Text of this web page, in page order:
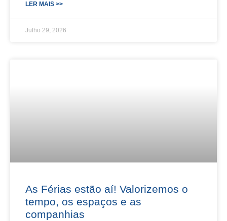
LER MAIS >>
Julho 29, 2026
As Férias estão aí! Valorizemos o
tempo, os espaços e as
companhias